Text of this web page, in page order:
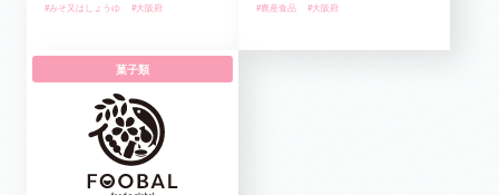
#みそ又はしょうゆ #大阪府 #農産食品 #大阪府
菓子類